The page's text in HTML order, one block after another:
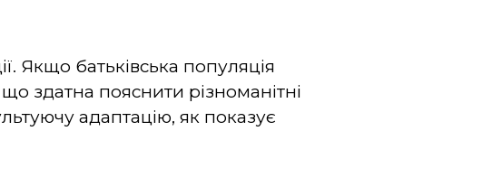
Якщо батьківська популяція
здатна пояснити різноманітні
адаптацію, як показує